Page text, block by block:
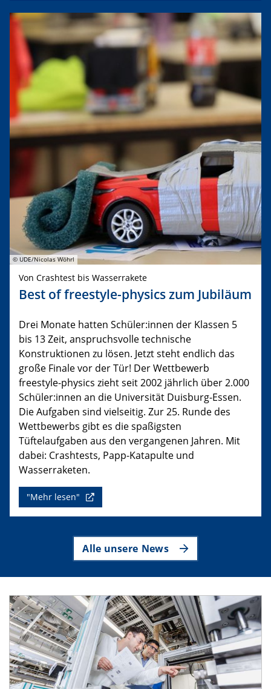
© UDE/Nicolas Wöhrl
Von Crashtest bis Wasserrakete
Best of freestyle-physics zum Jubiläum
Drei Monate hatten Schüler:innen der Klassen 5
bis 13 Zeit, anspruchsvolle technische
Konstruktionen zu lösen. Jetzt steht endlich das
große Finale vor der Tür! Der Wettbewerb
freestyle-physics zieht seit 2002 jährlich über 2.000
Schüler:innen an die Universität Duisburg-Essen.
Die Aufgaben sind vielseitig. Zur 25. Runde des
Wettbewerbs gibt es die spaßigsten
Tüftelaufgaben aus den vergangenen Jahren. Mit
dabei: Crashtests, Papp-Katapulte und
Wasserraketen.
"Mehr lesen"
Alle unsere News